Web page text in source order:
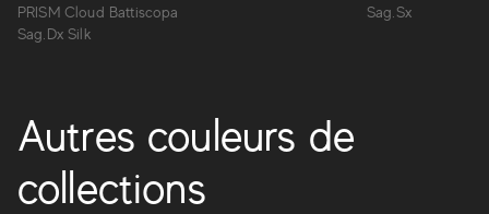
PRISM Cloud Battiscopa
Sag.Dx Silk
Sag.Sx
Autres couleurs de
collections